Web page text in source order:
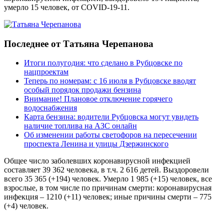
умерло 15 человек, от COVID-19-11.
Последнее от Татьяна Черепанова
Итоги полугодия: что сделано в Рубцовске по
нацпроектам
Теперь по номерам: с 16 июля в Рубцовске вводят
особый порядок продажи бензина
Внимание! Плановое отключение горячего
водоснабжения
Карта бензина: водители Рубцовска могут увидеть
наличие топлива на АЗС онлайн
Об изменении работы светофоров на пересечении
проспекта Ленина и улицы Дзержинского
Общее число заболевших коронавирусной инфекцией
составляет 39 362 человека, в т.ч. 2 616 детей. Выздоровели
всего 35 365 (+194) человек. Умерло 1 985 (+15) человек, все
взрослые, в том числе по причинам смерти: коронавирусная
инфекция – 1210 (+11) человек; иные причины смерти – 775
(+4) человек.